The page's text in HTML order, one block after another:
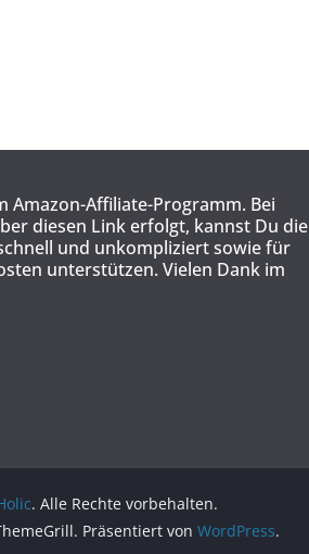
Amazon-Affiliate-Programm. Bei
diesen Link erfolgt, kannst Du die
und unkompliziert sowie für
unterstützen. Vielen Dank im
. Alle Rechte vorbehalten.
Präsentiert von WordPress.